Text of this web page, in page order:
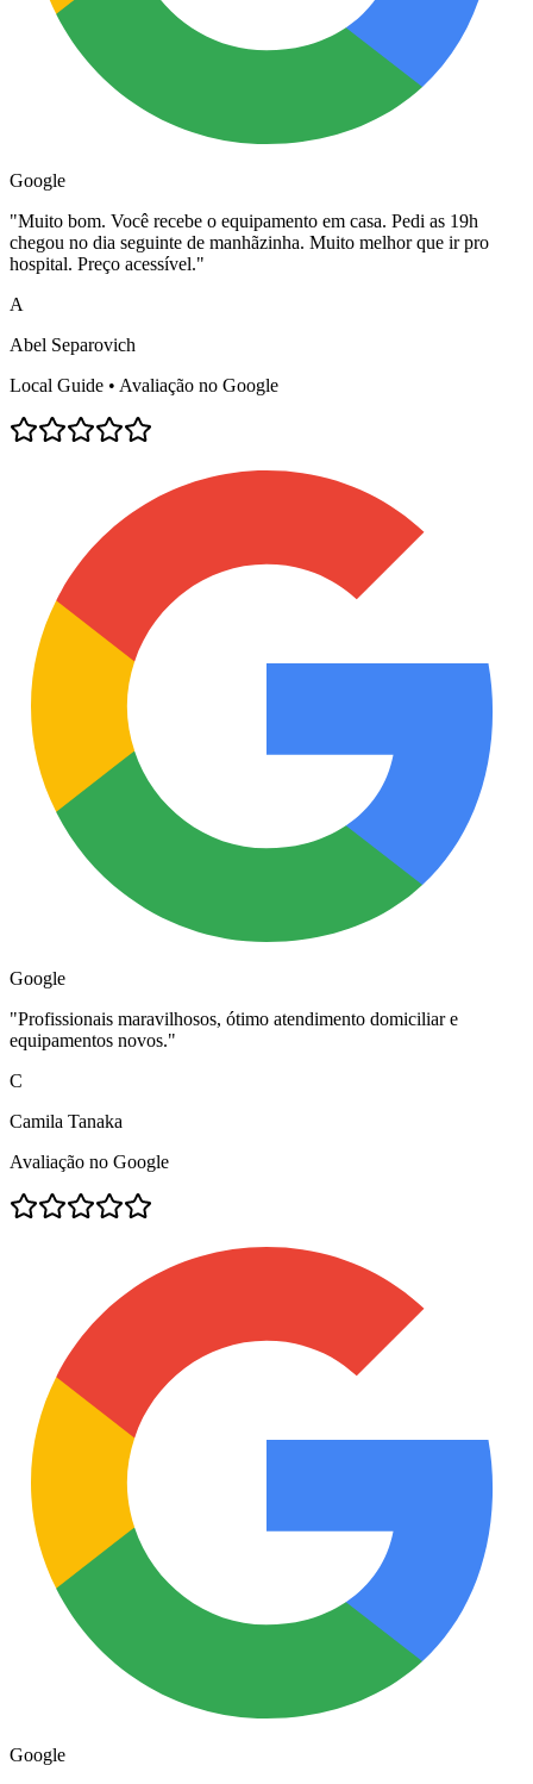
Google
"Muito bom. Você recebe o equipamento em casa. Pedi as 19h
chegou no dia seguinte de manhãzinha. Muito melhor que ir pro
hospital. Preço acessível."
A
Abel Separovich
Local Guide • Avaliação no Google
Google
"Profissionais maravilhosos, ótimo atendimento domiciliar e
equipamentos novos."
C
Camila Tanaka
Avaliação no Google
Google